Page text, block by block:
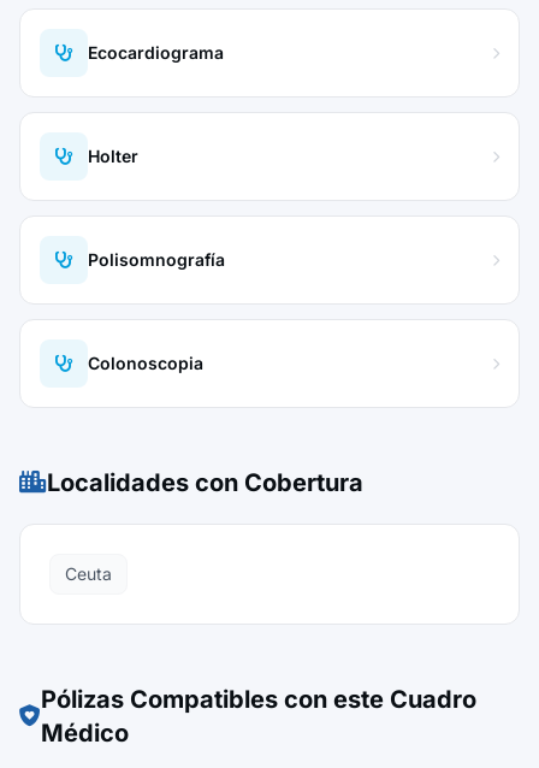
Ecocardiograma
Holter
Polisomnografía
Colonoscopia
Localidades con Cobertura
Ceuta
Pólizas Compatibles con este Cuadro
Médico